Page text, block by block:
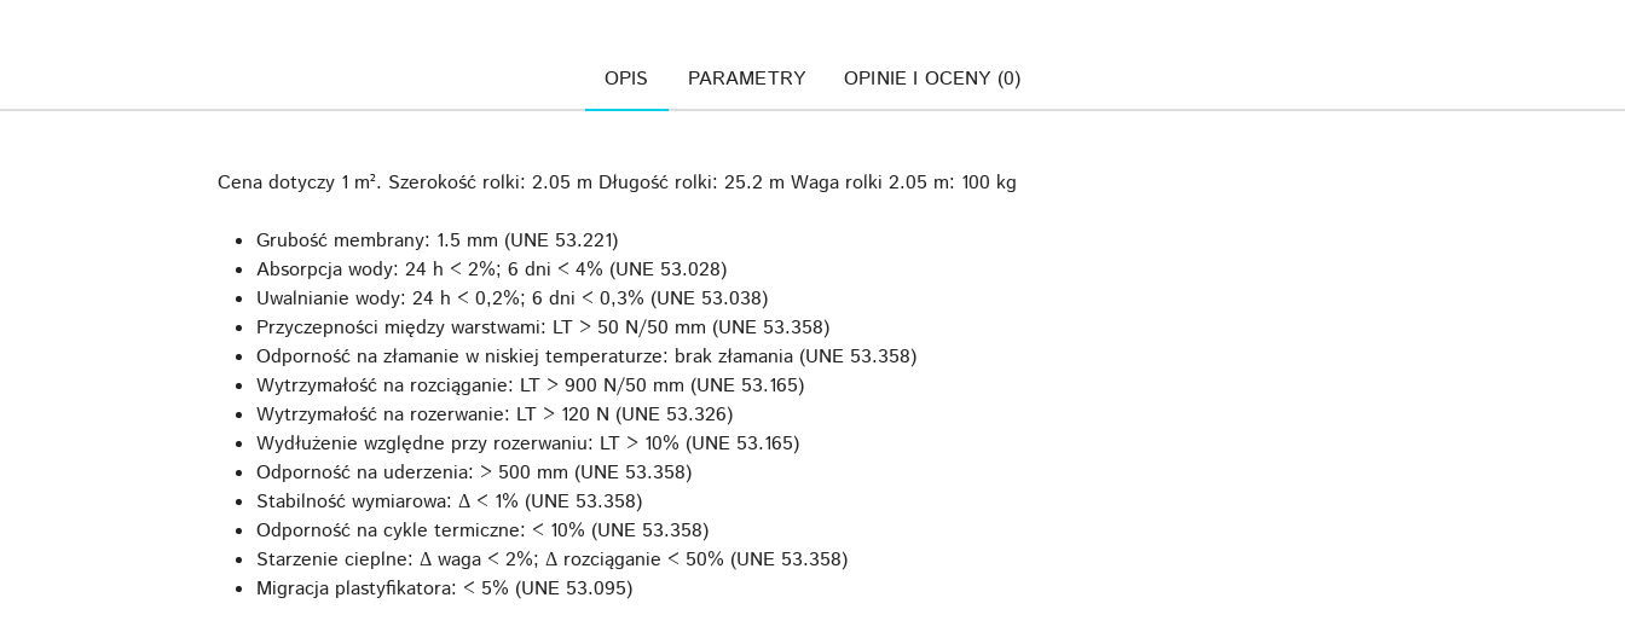
OPIS PARAMETRY OPINIE I OCENY (0)
Cena dotyczy 1 m². Szerokość rolki: 2.05 m Długość rolki: 25.2 m Waga rolki 2.05 m: 100 kg
Grubość membrany: 1.5 mm (UNE 53.221)
Absorpcja wody: 24 h < 2%; 6 dni < 4% (UNE 53.028)
Uwalnianie wody: 24 h < 0,2%; 6 dni < 0,3% (UNE 53.038)
Przyczepności między warstwami: LT > 50 N/50 mm (UNE 53.358)
Odporność na złamanie w niskiej temperaturze: brak złamania (UNE 53.358)
Wytrzymałość na rozciąganie: LT > 900 N/50 mm (UNE 53.165)
Wytrzymałość na rozerwanie: LT > 120 N (UNE 53.326)
Wydłużenie względne przy rozerwaniu: LT > 10% (UNE 53.165)
Odporność na uderzenia: > 500 mm (UNE 53.358)
Stabilność wymiarowa: Δ < 1% (UNE 53.358)
Odporność na cykle termiczne: < 10% (UNE 53.358)
Starzenie cieplne: Δ waga < 2%; Δ rozciąganie < 50% (UNE 53.358)
Migracja plastyfikatora: < 5% (UNE 53.095)